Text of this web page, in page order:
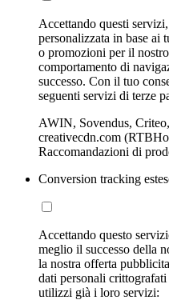
Accettando questi
personalizzata in base ai
o promozioni per il
comportamento di
successo. Con il tuo
seguenti servizi di terze
AWIN, Sovendus,
creativecdn.com
Raccomandazioni di
Conversion tracking
Accettando questo
meglio il successo della
la nostra offerta
dati personali
utilizzi già i loro servizi: